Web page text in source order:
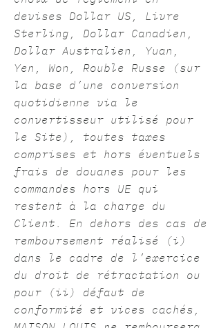
devises Dollar US, Livre
Sterling, Dollar Canadien,
Dollar Australien, Yuan,
Yen, Won, Rouble Russe (sur
la base d’une conversion
quotidienne via le
convertisseur utilisé pour
le Site), toutes taxes
comprises et hors éventuels
frais de douanes pour les
commandes hors UE qui
restent à la charge du
Client. En dehors des cas de
remboursement réalisé (i)
dans le cadre de l’exercice
du droit de rétractation ou
pour (ii) défaut de
conformité et vices cachés,